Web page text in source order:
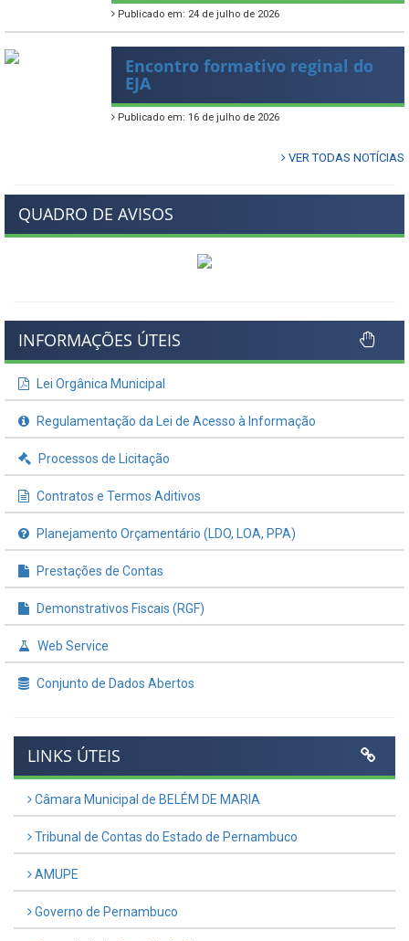
Publicado em: 24 de julho de 2026
Encontro formativo reginal do
EJA
Publicado em: 16 de julho de 2026
VER TODAS NOTÍCIAS
QUADRO DE AVISOS
INFORMAÇÕES ÚTEIS
Lei Orgânica Municipal
Regulamentação da Lei de Acesso à Informação
Processos de Licitação
Contratos e Termos Aditivos
Planejamento Orçamentário (LDO, LOA, PPA)
Prestações de Contas
Demonstrativos Fiscais (RGF)
Web Service
Conjunto de Dados Abertos
LINKS ÚTEIS
Câmara Municipal de BELÉM DE MARIA
Tribunal de Contas do Estado de Pernambuco
AMUPE
Governo de Pernambuco